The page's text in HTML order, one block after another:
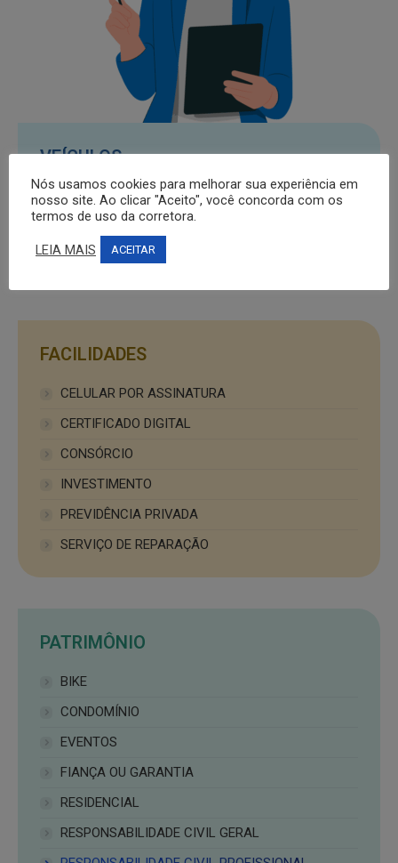
VEÍCULOS
AUTOMÓVEL INDIVIDUAL
AERONÁUTICO
EMBARCAÇÕES
FACILIDADES
CELULAR POR ASSINATURA
CERTIFICADO DIGITAL
CONSÓRCIO
INVESTIMENTO
PREVIDÊNCIA PRIVADA
SERVIÇO DE REPARAÇÃO
PATRIMÔNIO
BIKE
CONDOMÍNIO
EVENTOS
FIANÇA OU GARANTIA
RESIDENCIAL
RESPONSABILIDADE CIVIL GERAL
Nós usamos cookies para melhorar sua experiência em
nosso site. Ao clicar "Aceito", você concorda com os
termos de uso da corretora.
LEIA MAIS ACEITAR